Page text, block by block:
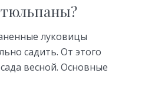
луковицы
садить. От этого
весной. Основные